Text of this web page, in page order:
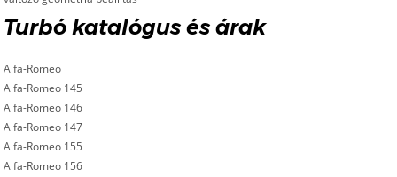
Turbó katalógus és árak
Alfa-Romeo
Alfa-Romeo 145
Alfa-Romeo 146
Alfa-Romeo 147
Alfa-Romeo 155
Alfa-Romeo 156